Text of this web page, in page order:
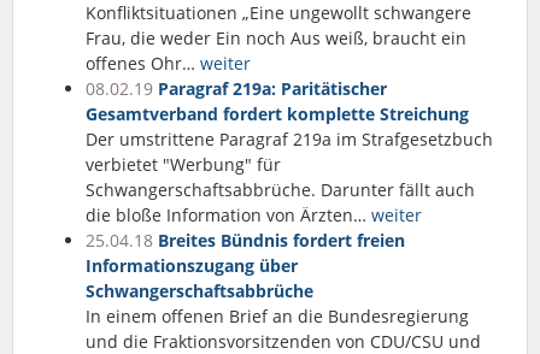
Konfliktsituationen „Eine ungewollt schwangere
Frau, die weder Ein noch Aus weiß, braucht ein
offenes Ohr… weiter
08.02.19 Paragraf 219a: Paritätischer
Gesamtverband fordert komplette Streichung
Der umstrittene Paragraf 219a im Strafgesetzbuch
verbietet "Werbung" für
Schwangerschaftsabbrüche. Darunter fällt auch
die bloße Information von Ärzten… weiter
25.04.18 Breites Bündnis fordert freien
Informationszugang über
Schwangerschaftsabbrüche
In einem offenen Brief an die Bundesregierung
und die Fraktionsvorsitzenden von CDU/CSU und